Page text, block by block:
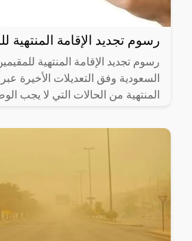
رسوم تجديد الإقامة المنتهية
رسوم تجديد الإقامة المنتهية
السعودية وفق التعديلات الأخيرة
المنتهية من الحالات التي لا يجب